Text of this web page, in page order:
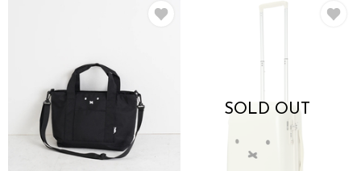
SOLD OUT